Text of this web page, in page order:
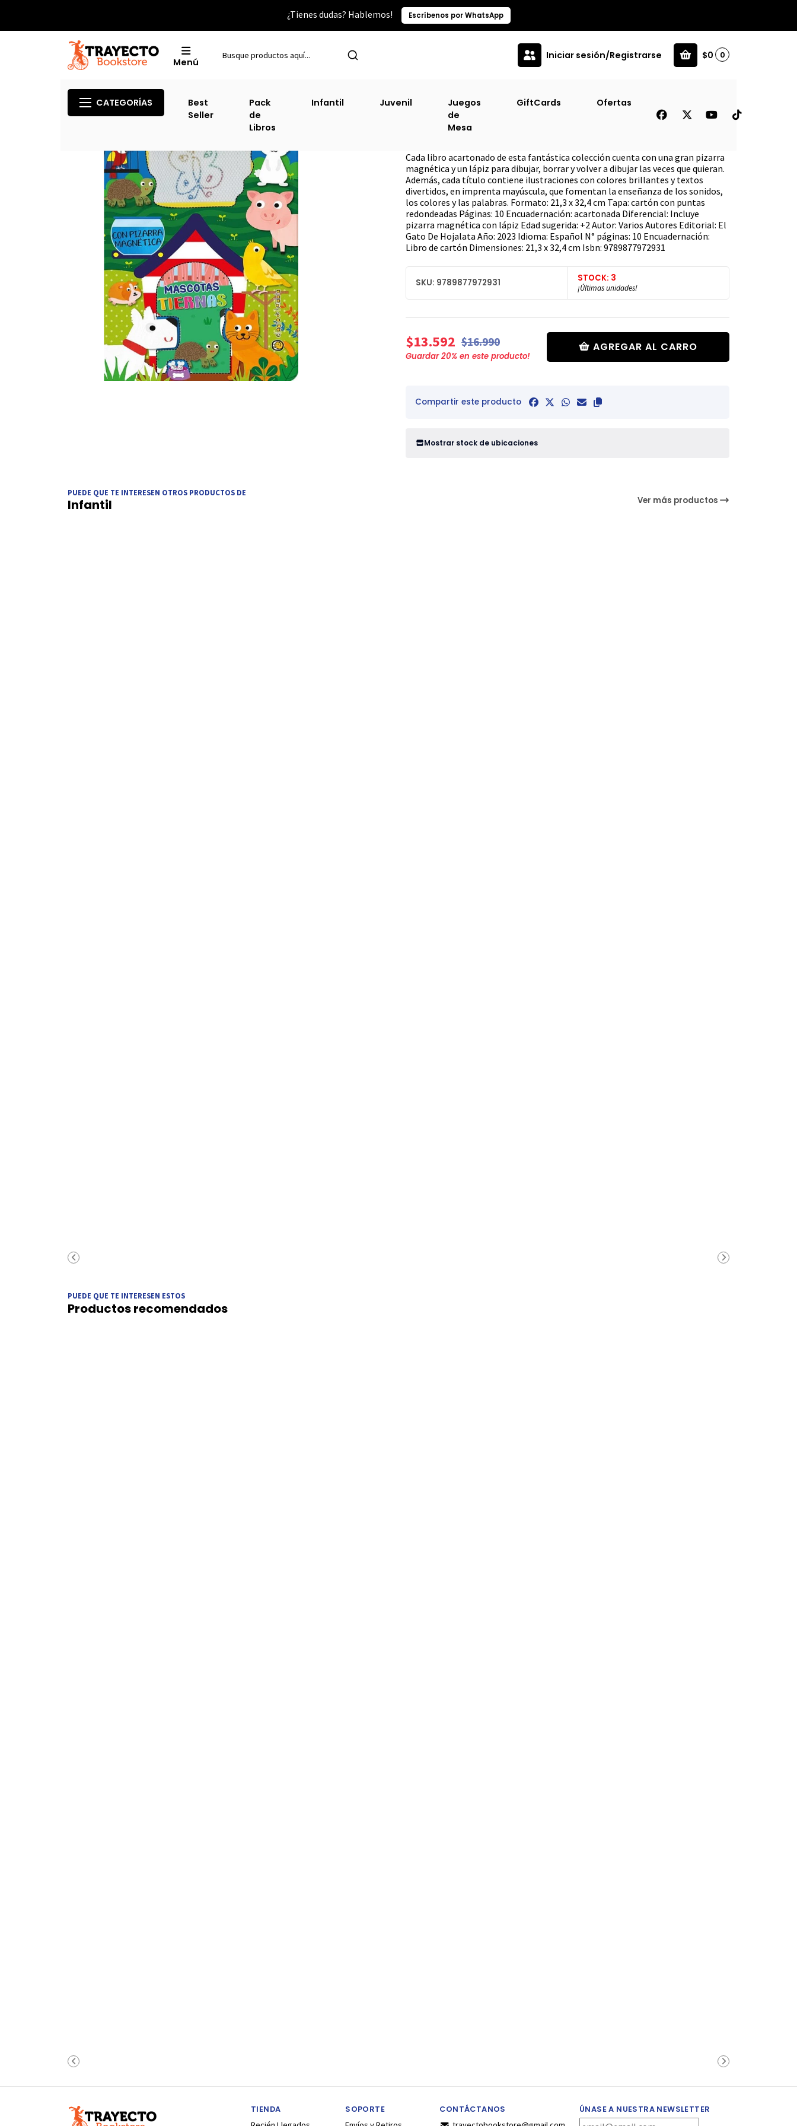
¿Tienes dudas? Hablemos! Escríbenos por WhatsApp
Menú
Iniciar sesión/Registrarse $0 0
CATEGORÍAS
Best
Seller
Pack
de
Libros
Infantil Juvenil
Juegos
de
Mesa
GiftCards Ofertas
Mascotas Tiernas (Pizarra Mágica) [Inf]
Cada libro acartonado de esta fantástica colección cuenta con una gran pizarra
magnética y un lápiz para dibujar, borrar y volver a dibujar las veces que quieran.
Además, cada título contiene ilustraciones con colores brillantes y textos
divertidos, en imprenta mayúscula, que fomentan la enseñanza de los sonidos,
los colores y las palabras. Formato: 21,3 x 32,4 cm Tapa: cartón con puntas
redondeadas Páginas: 10 Encuadernación: acartonada Diferencial: Incluye
pizarra magnética con lápiz Edad sugerida: +2 Autor: Varios Autores Editorial: El
Gato De Hojalata Año: 2023 Idioma: Español N° páginas: 10 Encuadernación:
Libro de cartón Dimensiones: 21,3 x 32,4 cm Isbn: 9789877972931
SKU: 9789877972931 STOCK: 3
¡Últimas unidades!
$13.592 $16.990
Guardar20% en este producto!
AGREGAR AL CARRO
Compartir este producto
Mostrar stock de ubicaciones
PUEDE QUE TE INTERESEN OTROS PRODUCTOS DE
Infantil Ver más productos
PUEDE QUE TE INTERESEN ESTOS
Productos recomendados
TIENDA SOPORTE CONTÁCTANOS ÚNASE A NUESTRA NEWSLETTER